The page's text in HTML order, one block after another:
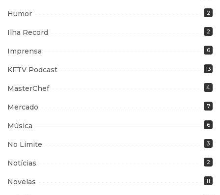
Humor 2
Ilha Record 2
Imprensa 6
KFTV Podcast 13
MasterChef 4
Mercado 7
Música 6
No Limite 3
Notícias 2
Novelas 11